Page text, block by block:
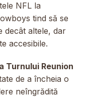
NFL la
tind să se
decât altele, dar
accesibile.
Turnului Reunion
de a încheia o
neîngrădită